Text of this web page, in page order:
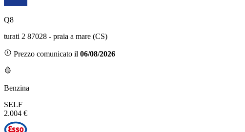
Q8
turati 2 87028 - praia a mare (CS)
Prezzo comunicato il 06/08/2026
Benzina
SELF
2.004 €